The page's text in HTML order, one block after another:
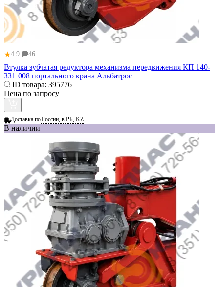
★4.9 46
Втулка зубчатая редуктора механизма передвижения КП 140-
331-008 портального крана Альбатрос
ID товара: 395776
Цена по запросу
Доставка поРоссии, в РБ, KZ
В наличии